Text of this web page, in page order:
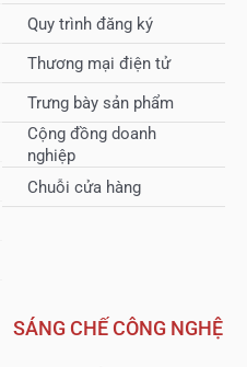
Quy trình đăng ký
Thương mại điện tử
Trưng bày sản phẩm
Cộng đồng doanh
nghiệp
Chuỗi cửa hàng
SÁNG CHẾ CÔNG NGHỆ